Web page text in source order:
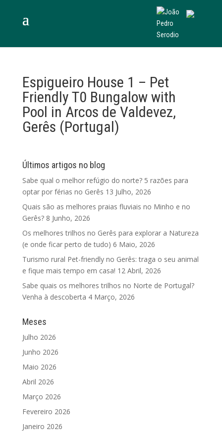
Espigueiro House 1 – Pet
Friendly T0 Bungalow with
Pool in Arcos de Valdevez,
Gerês (Portugal)
Últimos artigos no blog
Sabe qual o melhor refúgio do norte? 5 razões para
optar por férias no Gerês 13 Julho, 2026
Quais são as melhores praias fluviais no Minho e no
Gerês? 8 Junho, 2026
Os melhores trilhos no Gerês para explorar a Natureza
(e onde ficar perto de tudo) 6 Maio, 2026
Turismo rural Pet-friendly no Gerês: traga o seu animal
e fique mais tempo em casa! 12 Abril, 2026
Sabe quais os melhores trilhos no Norte de Portugal?
Venha à descoberta 4 Março, 2026
Meses
Julho 2026
Junho 2026
Maio 2026
Abril 2026
Março 2026
Fevereiro 2026
Janeiro 2026